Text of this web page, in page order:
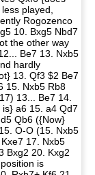
played,
Rogozenco
10. Bxg5 Nbd7
the other way
Be7 13. Nxb5
hardly
13. Qf3 $2 Be7
15. Nxb5 Rb8
13... Be7 14.
a6 15. a4 Qd7
Qb6 ({Now}
O-O (15. Nxb5
17. Nxb5
Bxg2 20. Kxg2
is